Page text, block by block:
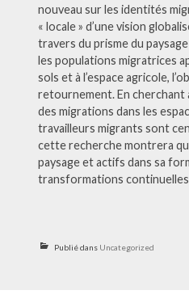
nouveau sur les identités
« locale » d’une vision
travers du prisme du
les populations migratrices
sols et à l’espace agricole,
retournement. En cherchant
des migrations dans les
travailleurs migrants sont
cette recherche montrera
paysage et actifs dans sa
transformations
Publié dans Uncategorized